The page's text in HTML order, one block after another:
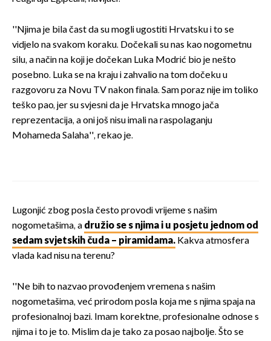
''Njima je bila čast da su mogli ugostiti Hrvatsku i to se
vidjelo na svakom koraku. Dočekali su nas kao nogometnu
silu, a način na koji je dočekan Luka Modrić bio je nešto
posebno. Luka se na kraju i zahvalio na tom dočeku u
razgovoru za Novu TV nakon finala. Sam poraz nije im toliko
teško pao, jer su svjesni da je Hrvatska mnogo jača
reprezentacija, a oni još nisu imali na raspolaganju
Mohameda Salaha'', rekao je.
Lugonjić zbog posla često provodi vrijeme s našim
nogometašima, a družio se s njima i u posjetu jednom od
sedam svjetskih čuda – piramidama. Kakva atmosfera
vlada kad nisu na terenu?
''Ne bih to nazvao provođenjem vremena s našim
nogometašima, već prirodom posla koja me s njima spaja na
profesionalnoj bazi. Imam korektne, profesionalne odnose s
njima i to je to. Mislim da je tako za posao najbolje. Što se